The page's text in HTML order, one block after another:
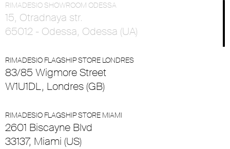
RIMADESIO SHOWROOM ODESSA
15, Otradnaya str.
65012 - Odessa, Odessa (UA)
RIMADESIO FLAGSHIP STORE LONDRES
83/85 Wigmore Street
W1U1DL, Londres (GB)
RIMADESIO FLAGSHIP STORE MIAMI
2601 Biscayne Blvd
33137, Miami (US)